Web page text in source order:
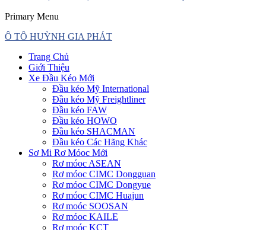
Primary Menu
Ô TÔ HUỲNH GIA PHÁT
Trang Chủ
Giới Thiệu
Xe Đầu Kéo Mới
Đầu kéo Mỹ International
Đầu kéo Mỹ Freightliner
Đầu kéo FAW
Đầu kéo HOWO
Đầu kéo SHACMAN
Đầu kéo Các Hãng Khác
Sơ Mi Rơ Móoc Mới
Rơ móoc ASEAN
Rơ móoc CIMC Dongguan
Rơ móoc CIMC Dongyue
Rơ móoc CIMC Huajun
Rơ moóc SOOSAN
Rơ móoc KAILE
Rơ moóc KCT